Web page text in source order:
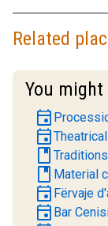
Related
You
event
event
book Traditions
book Material
event Fërvaje
event Bar